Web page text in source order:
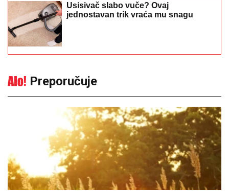
Usisivač slabo vuče? Ovaj
jednostavan trik vraća mu snagu
Preporučuje